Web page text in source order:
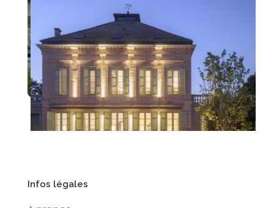
Architecture contemporaine dans
un écran végétal
Infos légales